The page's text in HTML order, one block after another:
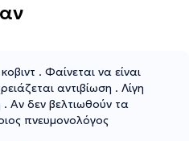
. Φαίνεται να είναι
αντιβίωση . Λίγη
Αν δεν βελτιωθούν τα
πνευμονολόγος